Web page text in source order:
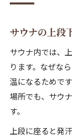
サウナの上段
サウナ内では、
ります。なぜな
温になるためで
場所でも、サウ
す。
上段に座ると発